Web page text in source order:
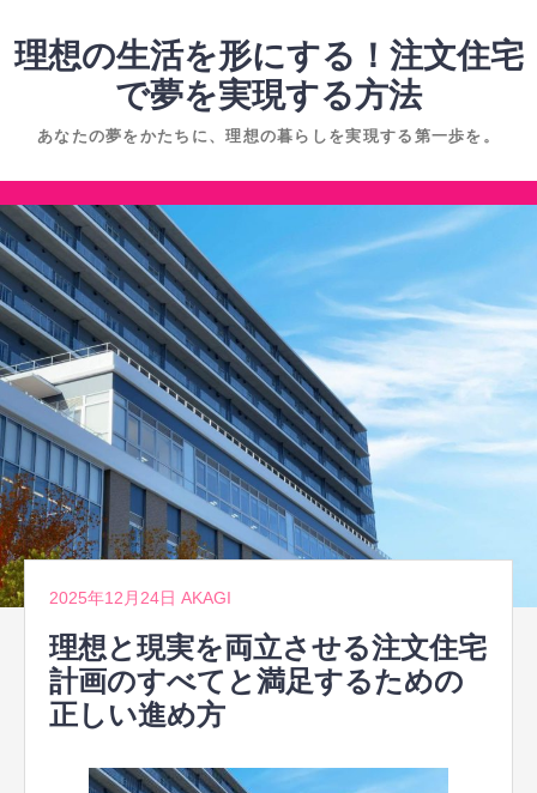
ン
へ
ス
キ
ッ
プ
理想の生活を形にする！注文住宅
で夢を実現する方法
あなたの夢をかたちに、理想の暮らしを実現する第一歩を。
コ
ン
テ
ン
ツ
へ
ス
キ
ッ
プ
2025年12月24日 AKAGI
理想と現実を両立させる注文住宅
計画のすべてと満足するための
正しい進め方